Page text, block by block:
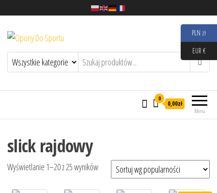
Opony Do Sportu
Menu
0
0,00zł
slick rajdowy
Wyświetlanie 1–20 z 25 wynikówPosortowane według popularności
PLN zł
EUR €